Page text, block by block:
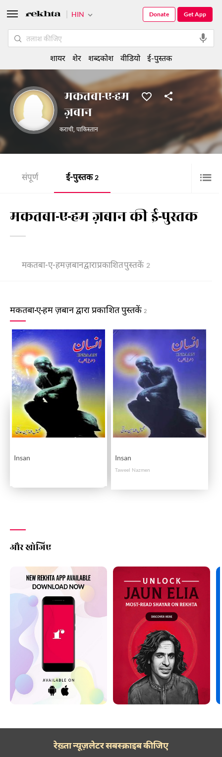
मकतबा-ए-हम
ज़बान
कराची, पाकिस्तान
संपूर्ण ई-पुस्तक 2
मकतबा-ए-हम ज़बान की ई-पुस्तक
मकतबा-ए-हम ज़बान द्वारा प्रकाशित पुस्तकें 2
मकतबा-ए-हम ज़बान द्वारा प्रकाशित पुस्तकें 2
Insan Insan
Taweel Nazmen
और खोजिए
HIN Get App
Donate
शायर शेर शब्दकोश वीडियो ई-पुस्तक
रेख़्ता न्यूज़लेटर सबस्क्राइब कीजिए